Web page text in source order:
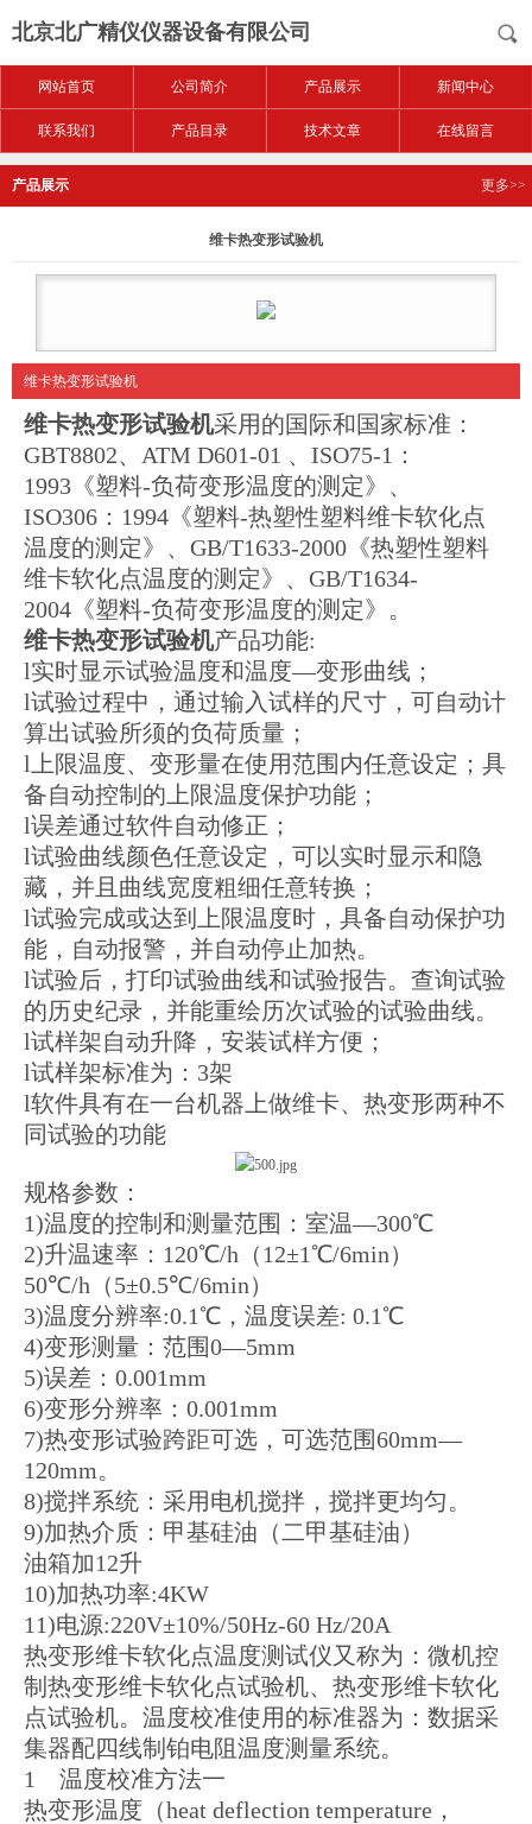
北京北广精仪仪器设备有限公司
网站首页 公司简介 产品展示 新闻中心
联系我们 产品目录 技术文章 在线留言
产品展示 更多>>
维卡热变形试验机
维卡热变形试验机
维卡热变形试验机采用的国际和国家标准：
GBT8802、ATM D601-01 、ISO75-1：
1993《塑料-负荷变形温度的测定》、
ISO306：1994《塑料-热塑性塑料维卡软化点
温度的测定》、GB/T1633-2000《热塑性塑料
维卡软化点温度的测定》、GB/T1634-
2004《塑料-负荷变形温度的测定》。
维卡热变形试验机产品功能:
l实时显示试验温度和温度—变形曲线；
l试验过程中，通过输入试样的尺寸，可自动计
算出试验所须的负荷质量；
l上限温度、变形量在使用范围内任意设定；具
备自动控制的上限温度保护功能；
l误差通过软件自动修正；
l试验曲线颜色任意设定，可以实时显示和隐
藏，并且曲线宽度粗细任意转换；
l试验完成或达到上限温度时，具备自动保护功
能，自动报警，并自动停止加热。
l试验后，打印试验曲线和试验报告。查询试验
的历史纪录，并能重绘历次试验的试验曲线。
l试样架自动升降，安装试样方便；
l试样架标准为：3架
l软件具有在一台机器上做维卡、热变形两种不
同试验的功能
规格参数：
1)温度的控制和测量范围：室温—300℃
2)升温速率：120℃/h（12±1℃/6min）
50℃/h（5±0.5℃/6min）
3)温度分辨率:0.1℃，温度误差: 0.1℃
4)变形测量：范围0—5mm
5)误差：0.001mm
6)变形分辨率：0.001mm
7)热变形试验跨距可选，可选范围60mm—
120mm。
8)搅拌系统：采用电机搅拌，搅拌更均匀。
9)加热介质：甲基硅油（二甲基硅油）
油箱加12升
10)加热功率:4KW
11)电源:220V±10%/50Hz-60 Hz/20A
热变形维卡软化点温度测试仪又称为：微机控
制热变形维卡软化点试验机、热变形维卡软化
点试验机。温度校准使用的标准器为：数据采
集器配四线制铂电阻温度测量系统。
1 温度校准方法一
热变形温度（heat deflection temperature，